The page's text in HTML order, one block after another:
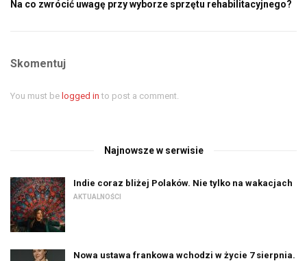
Na co zwrócić uwagę przy wyborze sprzętu rehabilitacyjnego?
Skomentuj
You must be logged in to post a comment.
Najnowsze w serwisie
Indie coraz bliżej Polaków. Nie tylko na wakacjach
AKTUALNOŚCI
Nowa ustawa frankowa wchodzi w życie 7 sierpnia.